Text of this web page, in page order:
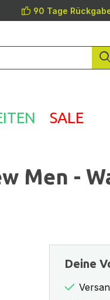
90 Tage
SALE
Men -
Deine